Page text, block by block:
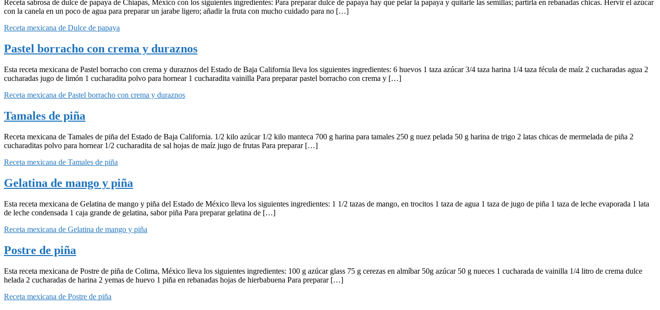
Receta sabrosa de dulce de papaya de Chiapas, México con los siguientes ingredientes: Para preparar dulce de papaya hay que pelar la papaya y quitarle las semillas; partirla en rebanadas chicas. Hervir el azúcar
con la canela en un poco de agua para preparar un jarabe ligero; añadir la fruta con mucho cuidado para no […]
Receta mexicana de Dulce de papaya
Pastel borracho con crema y duraznos
Esta receta mexicana de Pastel borracho con crema y duraznos del Estado de Baja California lleva los siguientes ingredientes: 6 huevos 1 taza azúcar 3/4 taza harina 1/4 taza fécula de maíz 2 cucharadas agua 2
cucharadas jugo de limón 1 cucharadita polvo para hornear 1 cucharadita vainilla Para preparar pastel borracho con crema y […]
Receta mexicana de Pastel borracho con crema y duraznos
Tamales de piña
Receta mexicana de Tamales de piña del Estado de Baja California. 1/2 kilo azúcar 1/2 kilo manteca 700 g harina para tamales 250 g nuez pelada 50 g harina de trigo 2 latas chicas de mermelada de piña 2
cucharaditas polvo para hornear 1/2 cucharadita de sal hojas de maíz jugo de frutas Para preparar […]
Receta mexicana de Tamales de piña
Gelatina de mango y piña
Esta receta mexicana de Gelatina de mango y piña del Estado de México lleva los siguientes ingredientes: 1 1/2 tazas de mango, en trocitos 1 taza de agua 1 taza de jugo de piña 1 taza de leche evaporada 1 lata
de leche condensada 1 caja grande de gelatina, sabor piña Para preparar gelatina de […]
Receta mexicana de Gelatina de mango y piña
Postre de piña
Esta receta mexicana de Postre de piña de Colima, México lleva los siguientes ingredientes: 100 g azúcar glass 75 g cerezas en almíbar 50g azúcar 50 g nueces 1 cucharada de vainilla 1/4 litro de crema dulce
helada 2 cucharadas de harina 2 yemas de huevo 1 piña en rebanadas hojas de hierbabuena Para preparar […]
Receta mexicana de Postre de piña